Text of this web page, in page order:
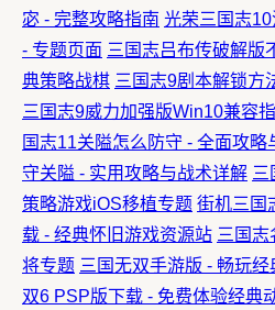
宓 - 完整攻略指南 光荣三国志
- 专题页面 三国志吕布传破解版
典策略战棋 三国志9剧本解锁方
三国志9威力加强版Win10兼容
国志11关隘怎么防守 - 全面攻略
守关隘 - 实用攻略与战术详解 三
策略游戏iOS移植专题 街机三国
载 - 经典怀旧游戏资源站 三国志
将专题 三国无双手游版 - 畅玩
双6 PSP版下载 - 免费体验经典